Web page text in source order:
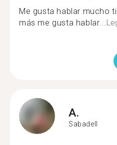
Me gusta hablar mucho
más me gusta hablar...
A.
Sabadell